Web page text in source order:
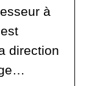
à
direction